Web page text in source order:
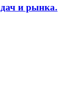
и рынка.